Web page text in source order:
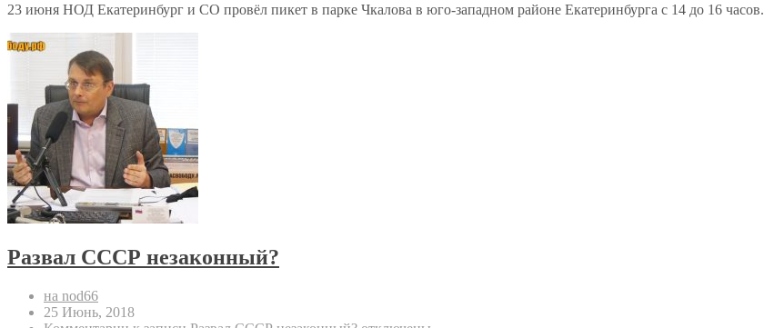
23 июня НОД Екатеринбург и СО провёл пикет в парке Чкалова в юго-западном районе Екатеринбурга с 14 до 16 часов.
Развал СССР незаконный?
на nod66
25 Июнь, 2018